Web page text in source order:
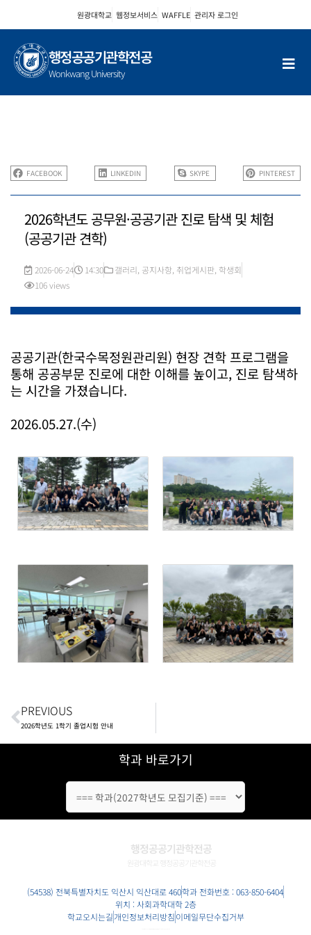
뛰
원광대학교 웹정보서비스 WAFFLE 관리자 로그인
행정공공기관학전공
Wonkwang University
FACEBOOK LINKEDIN SKYPE PINTEREST
2026학년도 공무원·공공기관 진로 탐색 및 체험
(공공기관 견학)
2026-06-24 14:30 갤러리, 공지사항, 취업게시판, 학생회
106 views
공공기관(한국수목정원관리원) 현장 견학 프로그램을
통해 공공부문 진로에 대한 이해를 높이고, 진로 탐색하
는 시간을 가졌습니다.
2026.05.27.(수)
Prev
PREVIOUS
2026학년도 1학기 졸업시험 안내
학과 바로가기
행정공공기관학전공
원광대학교 행정공공기관학전공
(54538) 전북특별자치도 익산시 익산대로 460학과 전화번호 : 063-850-6404
위치 : 사회과학대학 2층
학교오시는길개인정보처리방침이메일무단수집거부